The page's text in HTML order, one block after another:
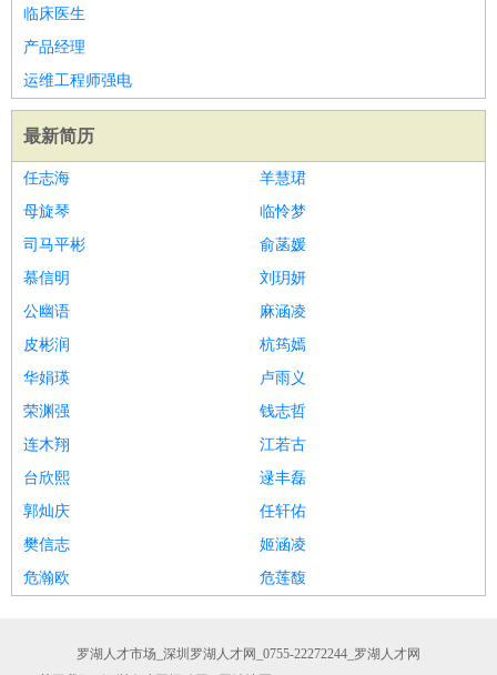
临床医生
产品经理
运维工程师强电
最新简历
任志海
羊慧珺
母旋琴
临怜梦
司马平彬
俞菡媛
慕信明
刘玥妍
公幽语
麻涵凌
皮彬润
杭筠嫣
华娟瑛
卢雨义
荣渊强
钱志哲
连木翔
江若古
台欣熙
逯丰磊
郭灿庆
任轩佑
樊信志
姬涵凌
危瀚欧
危莲馥
罗湖人才市场_深圳罗湖人才网_0755-22272244_罗湖人才网